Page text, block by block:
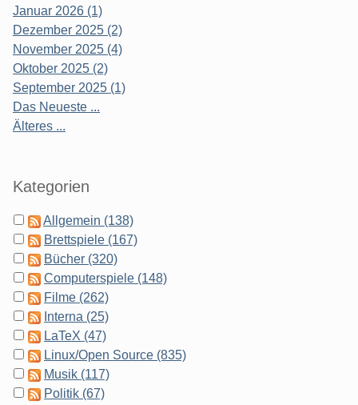
Januar 2026 (1)
Dezember 2025 (2)
November 2025 (4)
Oktober 2025 (2)
September 2025 (1)
Das Neueste ...
Älteres ...
Kategorien
Allgemein (138)
Brettspiele (167)
Bücher (320)
Computerspiele (148)
Filme (262)
Interna (25)
LaTeX (47)
Linux/Open Source (835)
Musik (117)
Politik (67)